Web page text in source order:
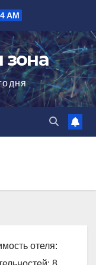
AM
зона
отеля: